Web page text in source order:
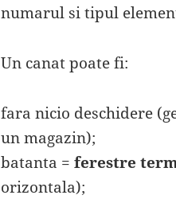
numarul si tipul
Un canat poate fi:
fara nicio deschidere
un magazin);
batanta =ferestre
orizontala);